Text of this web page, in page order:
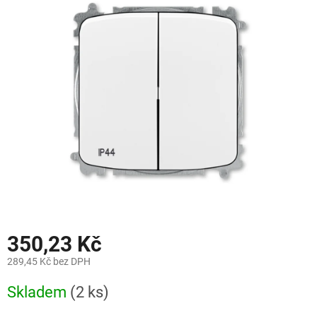
350,23 Kč
289,45 Kč bez DPH
cena:
Skladem (2 ks)